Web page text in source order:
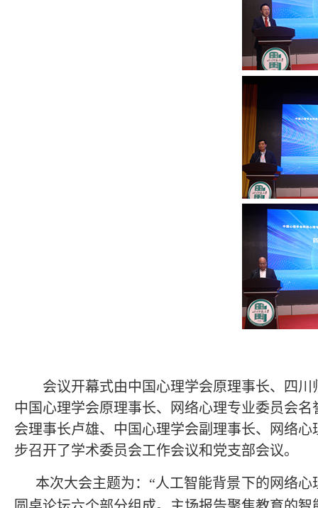
会议开幕式由中国心理学会原理事长、四
中国心理学会原理事长、网络心理专业委员会
会理事长卢雄、中国心理学会副理事长、网络
步召开了学术委员会工作会议和党支部会议。
本次大会主题为：“人工智能背景下的网络心